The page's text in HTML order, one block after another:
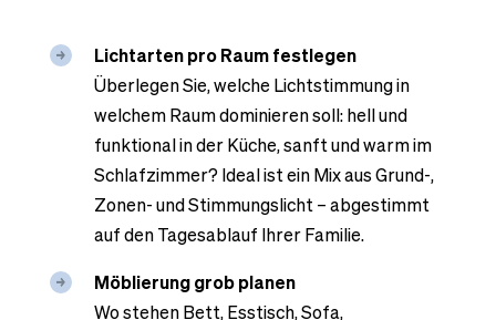
Lichtarten pro Raum festlegen
Überlegen Sie, welche Lichtstimmung in
welchem Raum dominieren soll: hell und
funktional in der Küche, sanft und warm im
Schlafzimmer? Ideal ist ein Mix aus Grund-,
Zonen- und Stimmungslicht – abgestimmt
auf den Tagesablauf Ihrer Familie.
Möblierung grob planen
Wo stehen Bett, Esstisch, Sofa,